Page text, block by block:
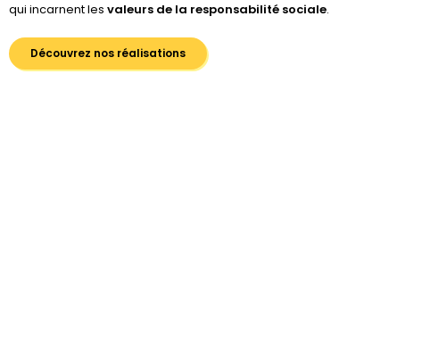
qui incarnent les valeurs de la responsabilité sociale.
Découvrez nos réalisations